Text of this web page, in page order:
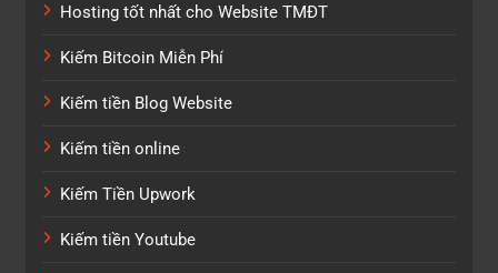
Hosting tốt nhất cho Website TMĐT
Kiếm Bitcoin Miễn Phí
Kiếm tiền Blog Website
Kiếm tiền online
Kiếm Tiền Upwork
Kiếm tiền Youtube